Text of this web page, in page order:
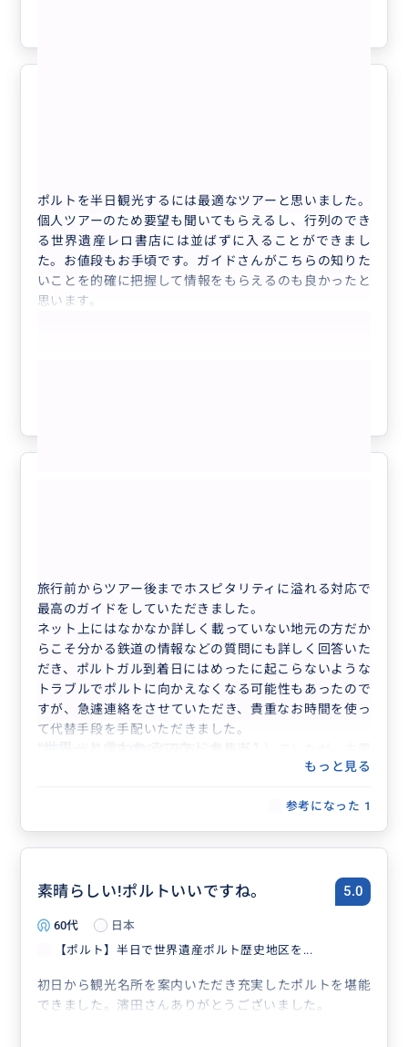
ポルトを半日観光するには最適なツアーと思いました。
個人ツアーのため要望も聞いてもらえるし、行列のでき
る世界遺産レロ書店には並ばずに入ることができまし
た。お値段もお手頃です。ガイドさんがこちらの知りた
いことを的確に把握して情報をもらえるのも良かったと
思います。
旅行前からツアー後までホスピタリティに溢れる対応で
最高のガイドをしていただきました。
ネット上にはなかなか詳しく載っていない地元の方だか
らこそ分かる鉄道の情報などの質問にも詳しく回答いた
だき、ポルトガル到着日にはめったに起こらないような
トラブルでポルトに向かえなくなる可能性もあったので
すが、急遽連絡をさせていただき、貴重なお時間を使っ
て代替手段を手配いただきました。
な観光スポットはもちろん、私たちの希望にも快くお付
ツアーをお願いしていなかったらここまで順調に旅がで
きていなかったですし、雑談のなかでなかなか知ること
のできないポルトガルの社会問題なども伺えて、その後
した。
夫婦共々、ポルトガル、特にポルトが大好きになりまし
た！
もっと見る
参考になった 1
素晴らしい!ポルトいいですね。 5.0
60代
日本
【ポルト】半日で世界遺産ポルト歴史地区を...
初日から観光名所を案内いただき充実したポルトを堪能
できました。濱田さんありがとうございました。